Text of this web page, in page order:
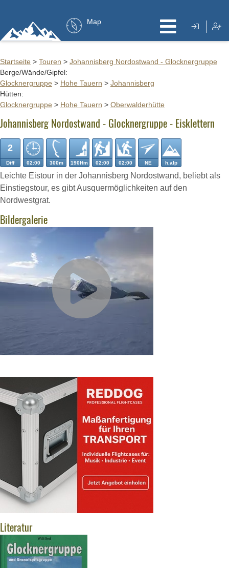
Map
Startseite > Touren > Johannisberg Nordostwand - Glocknergruppe
Berge/Wände/Gipfel:
Glocknergruppe > Hohe Tauern > Johannisberg
Hütten:
Glocknergruppe > Hohe Tauern > Oberwalderhütte
Johannisberg Nordostwand - Glocknergruppe - Eisklettern
2
Diff 02:00 300m 190Hm 02:00 02:00 NE h.alp
Leichte Eistour in der Johannisberg Nordostwand, beliebt als
Einstiegstour, es gibt Ausquermöglichkeiten auf den
Nordwestgrat.
Bildergalerie
Literatur